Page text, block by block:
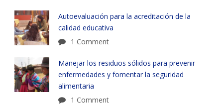
Autoevaluación para la acreditación de la
calidad educativa
1 Comment
Manejar los residuos sólidos para prevenir
enfermedades y fomentar la seguridad
alimentaria
1 Comment